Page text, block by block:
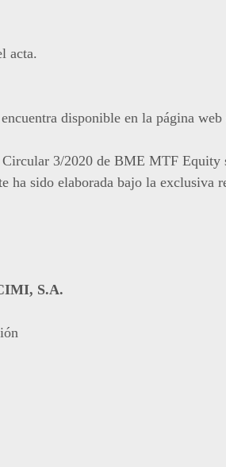
acta.
disponible en la página web
3/2020 de BME MTF Equity
ha sido elaborada bajo la exclusiva
S.A.